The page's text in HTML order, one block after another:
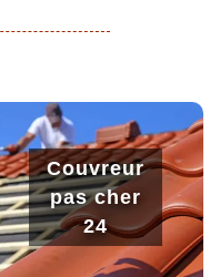
Couvreur
pas cher
24